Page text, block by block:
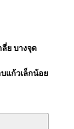
ย บางจุด
แก้วเล็กน้อย